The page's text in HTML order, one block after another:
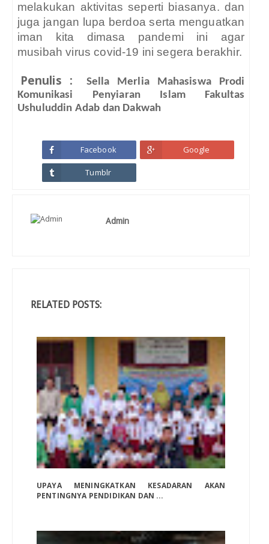
melakukan aktivitas seperti biasanya. dan
juga jangan lupa berdoa serta menguatkan
iman kita dimasa pandemi ini agar
musibah virus covid-19 ini segera berakhir.
Penulis :
Sella Merlia Mahasiswa Prodi
Komunikasi Penyiaran Islam Fakultas
Ushuluddin Adab dan Dakwah
Facebook Google
Tumblr
Admin
RELATED POSTS:
UPAYA MENINGKATKAN KESADARAN AKAN
PENTINGNYA PENDIDIKAN DAN ...